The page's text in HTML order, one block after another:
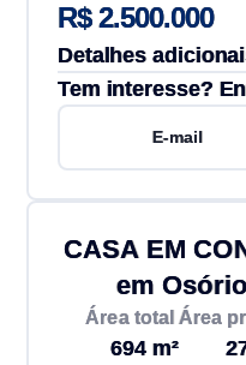
R$ 2.500.000
Detalhes
Tem interesse?
E-mail
CASA EM
em
Área total
694 m²
Área